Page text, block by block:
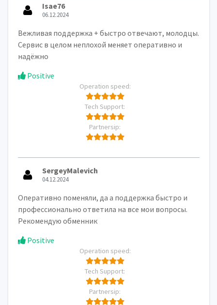
Isae76
06.12.2024
Вежливая поддержка + быстро отвечают, молодцы.
Сервис в целом неплохой меняет оперативно и
надёжно
Positive
Operation speed:
Tech Support:
Partnersip:
SergeyMalevich
04.12.2024
Оперативно поменяли, да а поддержка быстро и
профессионально ответила на все мои вопросы.
Рекомендую обменник
Positive
Operation speed:
Tech Support:
Partnersip: